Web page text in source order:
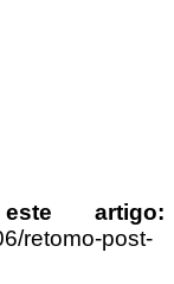
artigo:
retomo-post-